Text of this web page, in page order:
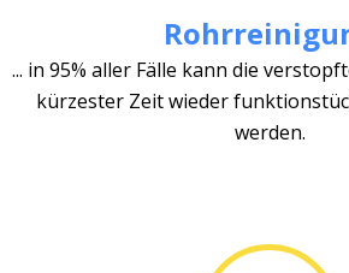
... in 95% aller Fälle kann die
kürzester Zeit wieder
werden.